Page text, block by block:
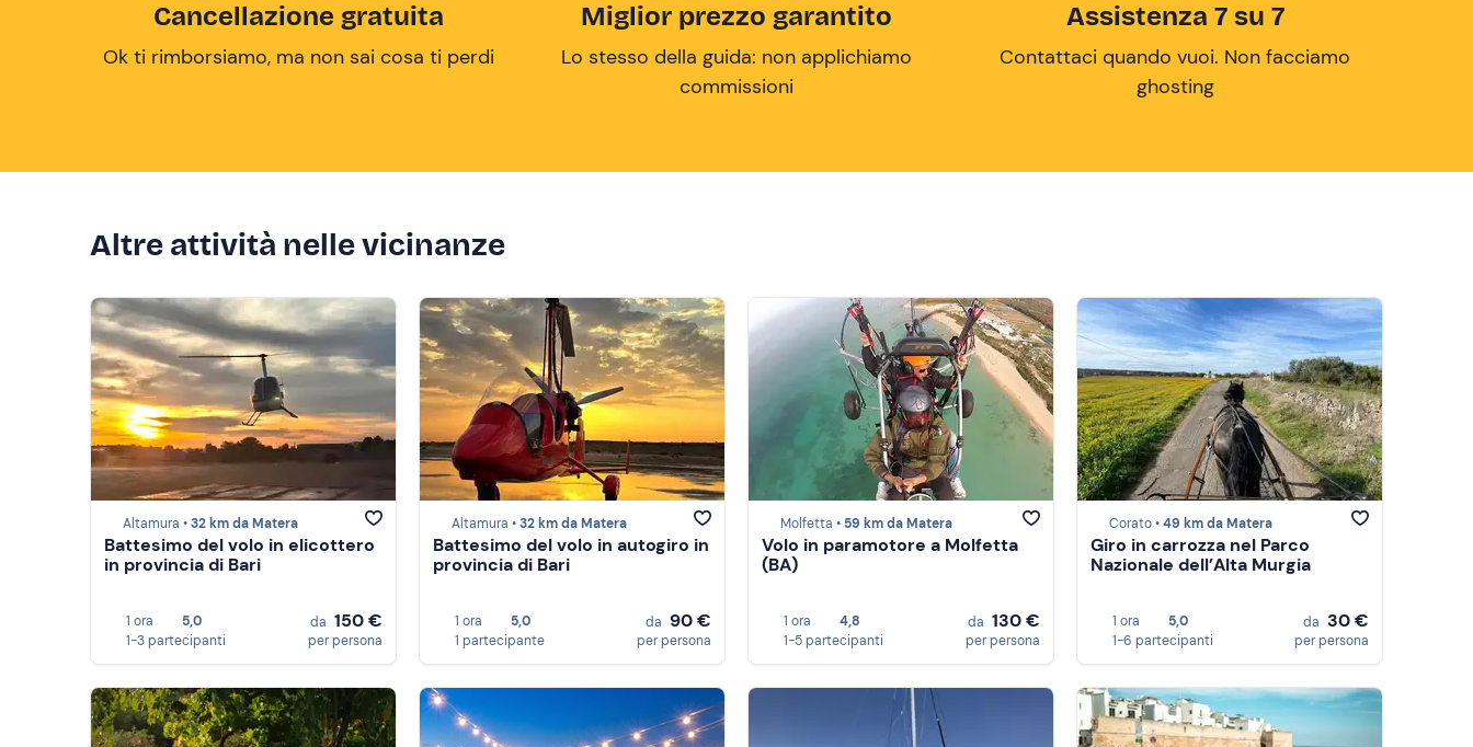
Cancellazione gratuita
Ok ti rimborsiamo, ma non sai cosa ti perdi
Miglior prezzo garantito
Lo stesso della guida: non applichiamo
commissioni
Assistenza 7 su 7
Contattaci quando vuoi. Non facciamo
ghosting
Altre attività nelle vicinanze
Altamura •32 km da Matera
Battesimo del volo in elicottero
in provincia di Bari
1 ora
5,0
1-3 partecipanti
da 150 €
per persona
Altamura •32 km da Matera
Battesimo del volo in autogiro in
provincia di Bari
1 ora
5,0
1 partecipante
da 90 €
per persona
Molfetta • 59 km da Matera
Volo in paramotore a Molfetta
(BA)
1 ora
4,8
1-5 partecipanti
da 130 €
per persona
Corato •49 km da Matera
Giro in carrozza nel Parco
Nazionale dell’Alta Murgia
1 ora
5,0
1-6 partecipanti
da 30 €
per persona